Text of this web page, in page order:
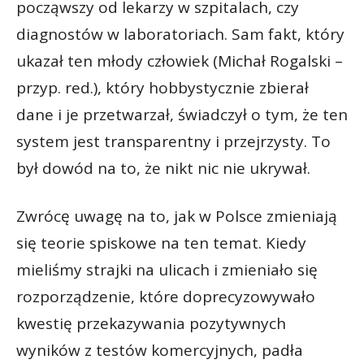
począwszy od lekarzy w szpitalach, czy
diagnostów w laboratoriach. Sam fakt, który
ukazał ten młody człowiek (Michał Rogalski –
przyp. red.), który hobbystycznie zbierał
dane i je przetwarzał, świadczył o tym, że ten
system jest transparentny i przejrzysty. To
był dowód na to, że nikt nic nie ukrywał.
Zwrócę uwagę na to, jak w Polsce zmieniają
się teorie spiskowe na ten temat. Kiedy
mieliśmy strajki na ulicach i zmieniało się
rozporządzenie, które doprecyzowywało
kwestię przekazywania pozytywnych
wyników z testów komercyjnych, padła